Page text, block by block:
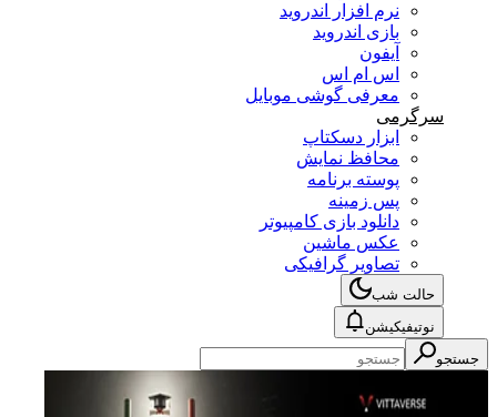
نرم افزار اندروید
بازی اندروید
آیفون
اس ام اس
معرفی گوشی موبایل
سرگرمی
ابزار دسکتاپ
محافظ نمایش
پوسته برنامه
پس زمینه
دانلود بازی کامپیوتر
عکس ماشین
تصاویر گرافیکی
حالت شب
نوتیفیکیشن
جستجو